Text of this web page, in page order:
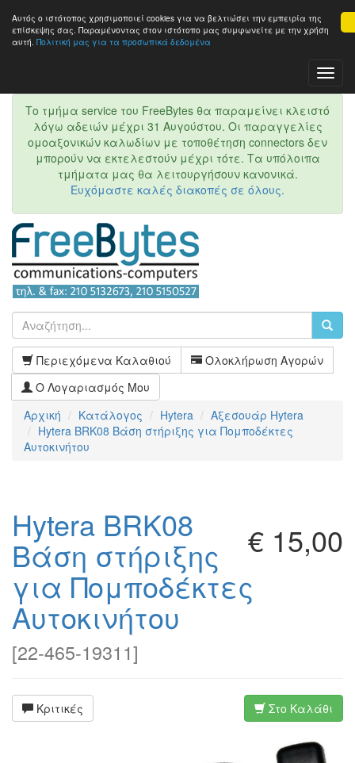
Αυτός ο ιστότοπος χρησιμοποιεί cookies για να βελτιώσει την εμπειρία της
επίσκεψης σας. Παραμένοντας στον ιστότοπo μας συμφωνείτε με την χρήση
αυτή. Πολιτική μας για τα προσωπικά δεδομένα
Το τμήμα service του FreeBytes θα παραμείνει κλειστό
λόγω αδειών μέχρι 31 Αυγούστου. Οι παραγγελίες
ομοαξονικών καλωδίων με τοποθέτηση connectors δεν
μπορούν να εκτελεστούν μέχρι τότε. Τα υπόλοιπα
τμήματα μας θα λειτουργήσουν κανονικά.
Ευχόμαστε καλές διακοπές σε όλους.
Περιεχόμενα Καλαθιού
Ολοκλήρωση Αγορών
Ο Λογαριασμός Μου
Αρχική
Κατάλογος Hytera
Αξεσουάρ Hytera
Hytera BRK08 Βάση στήριξης για Πομποδέκτες
Αυτοκινήτου
€ 15,00
Hytera BRK08
Βάση στήριξης
για Πομποδέκτες
Αυτοκινήτου
[22-465-19311]
Κριτικές Στο Καλάθι